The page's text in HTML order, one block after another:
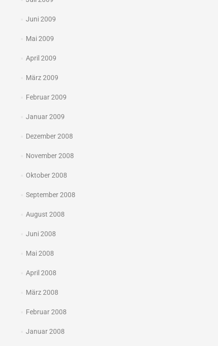
Juni 2009
Mai 2009
April 2009
März 2009
Februar 2009
Januar 2009
Dezember 2008
November 2008
Oktober 2008
September 2008
August 2008
Juni 2008
Mai 2008
April 2008
März 2008
Februar 2008
Januar 2008